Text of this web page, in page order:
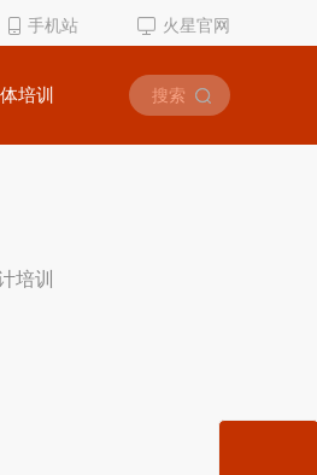
手机站 火星官网
培训
培训